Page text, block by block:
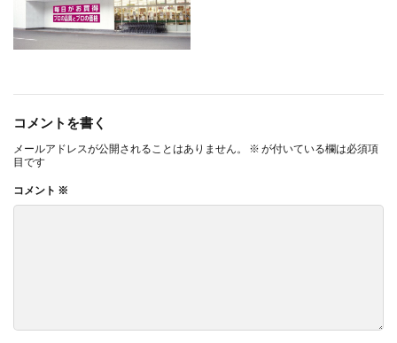
コメントを書く
メールアドレスが公開されることはありません。 ※ が付いている欄は必須項
目です
コメント ※